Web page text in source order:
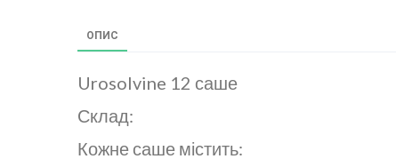
ОПИС
Urosolvine 12 саше
Склад:
Кожне саше містить: